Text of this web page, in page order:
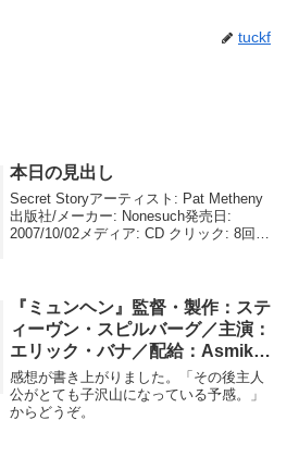
tuckf
本日の見出し
Secret Storyアーティスト: Pat Metheny
出版社/メーカー: Nonesuch発売日:
2007/10/02メディア: CD クリック: 8回こ
『ミュンヘン』監督・製作：ステ
ィーヴン・スピルバーグ／主演：
エリック・バナ／配給：Asmik
Ace
感想が書き上がりました。「その後主人
公がとても子沢山になっている予感。」
からどうぞ。